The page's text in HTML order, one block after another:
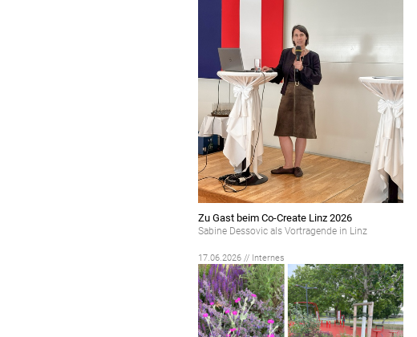
Zu Gast beim Co-Create Linz 2026
Sabine Dessovic als Vortragende in Linz
17.06.2026 // Internes